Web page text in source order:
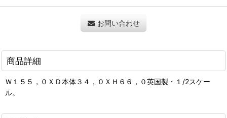
お問い合わせ
商品詳細
Ｗ１５５，０ＸＤ本体３４，０ＸＨ６６，０英国製・１/2スケー
ル。